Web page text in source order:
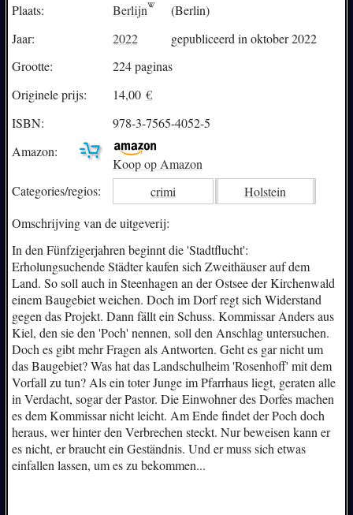
Plaats:
Berlijn
(Berlin)
Jaar:
2022
gepubliceerd in oktober 2022
Grootte:
224 paginas
Originele prijs:
14,00 €
ISBN:
978-3-7565-4052-5
Amazon:
Koop op Amazon
Categories/regios: crimi
Holstein
Omschrijving van de uitgeverij:
In den Fünfzigerjahren beginnt die 'Stadtflucht':
Erholungsuchende Städter kaufen sich Zweithäuser auf dem
Land. So soll auch in Steenhagen an der Ostsee der Kirchenwald
einem Baugebiet weichen. Doch im Dorf regt sich Widerstand
gegen das Projekt. Dann fällt ein Schuss. Kommissar Anders aus
Kiel, den sie den 'Poch' nennen, soll den Anschlag untersuchen.
Doch es gibt mehr Fragen als Antworten. Geht es gar nicht um
das Baugebiet? Was hat das Landschulheim 'Rosenhoff' mit dem
Vorfall zu tun? Als ein toter Junge im Pfarrhaus liegt, geraten alle
in Verdacht, sogar der Pastor. Die Einwohner des Dorfes machen
es dem Kommissar nicht leicht. Am Ende findet der Poch doch
heraus, wer hinter den Verbrechen steckt. Nur beweisen kann er
es nicht, er braucht ein Geständnis. Und er muss sich etwas
einfallen lassen, um es zu bekommen...